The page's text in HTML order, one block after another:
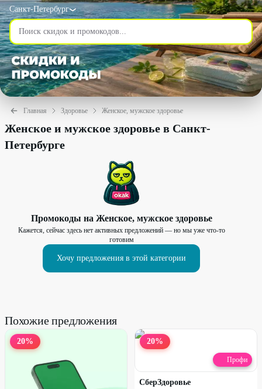
Санкт-Петербург
Главная Здоровье Женское, мужское здоровье
Женское и мужское здоровье в Санкт-
Петербурге
Промокоды на Женское, мужское здоровье
Кажется, сейчас здесь нет активных предложений — но мы уже что-то
готовим
Хочу предложения в этой категории
Похожие предложения
20% 20%
Профи
СберЗдоровье